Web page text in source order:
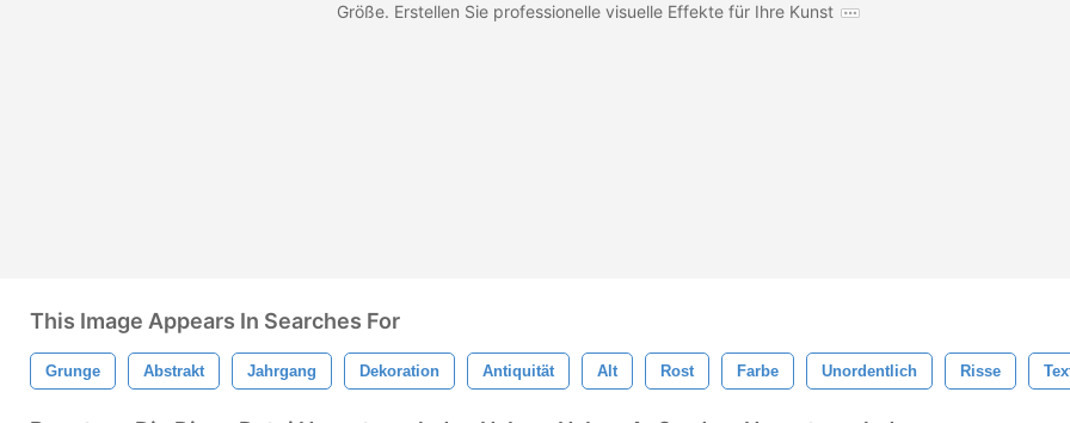
Größe. Erstellen Sie professionelle visuelle Effekte für Ihre Kunst
This Image Appears In Searches For
Grunge Abstrakt Jahrgang Dekoration Antiquität Alt Rost Farbe Unordentlich Risse